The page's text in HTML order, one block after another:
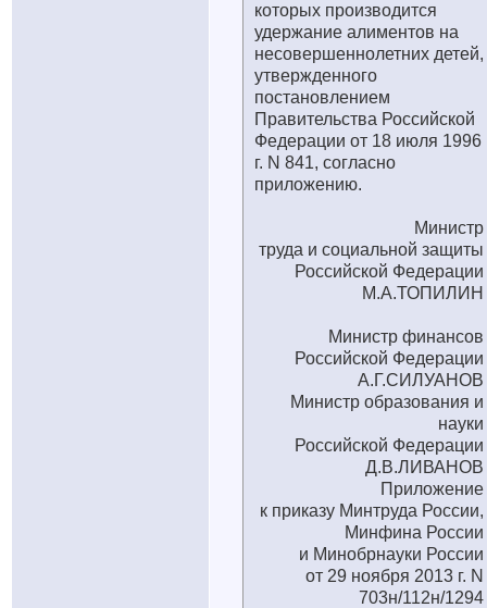
которых производится
удержание алиментов на
несовершеннолетних детей,
утвержденного
постановлением
Правительства Российской
Федерации от 18 июля 1996
г. N 841, согласно
приложению.
Министр
труда и социальной защиты
Российской Федерации
М.А.ТОПИЛИН
Министр финансов
Российской Федерации
А.Г.СИЛУАНОВ
Министр образования и
науки
Российской Федерации
Д.В.ЛИВАНОВ
Приложение
к приказу Минтруда России,
Минфина России
и Минобрнауки России
от 29 ноября 2013 г. N
703н/112н/1294